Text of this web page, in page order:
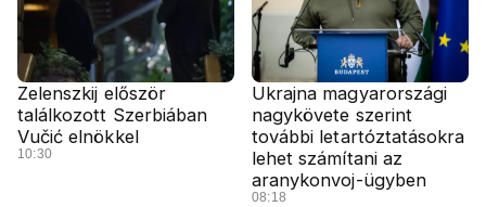
Zelenszkij először
találkozott Szerbiában
Vučić elnökkel
10:30
Ukrajna magyarországi
nagykövete szerint
további letartóztatásokra
lehet számítani az
aranykonvoj-ügyben
08:18